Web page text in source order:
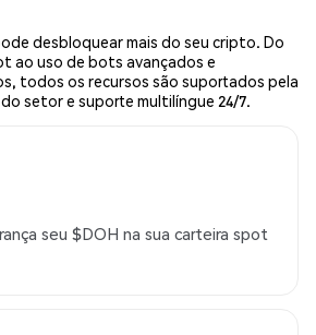
desbloquear mais do seu cripto. Do
ao uso de bots avançados e
todos os recursos são suportados pela
setor e suporte multilíngue 24/7.
seu $DOH na sua carteira spot